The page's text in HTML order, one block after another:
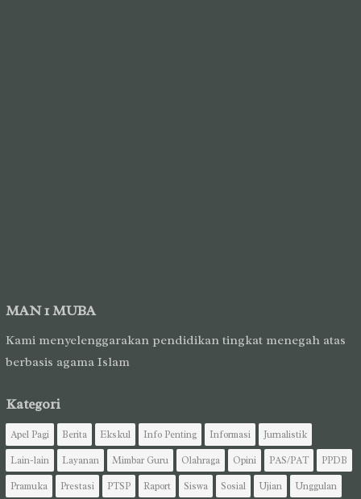
MAN 1 MUBA
Kami menyelenggarakan pendidikan tingkat menegah atas
berbasis agama Islam
Kategori
Apel Pagi Berita Ekskul Info Penting Informasi
Jurnalistik
Lain-lain
Layanan Mimbar Guru Olahraga Opini PAS/PAT
PPDB
Pramuka
Prestasi PTSP Raport Siswa Sosial Ujian Unggulan